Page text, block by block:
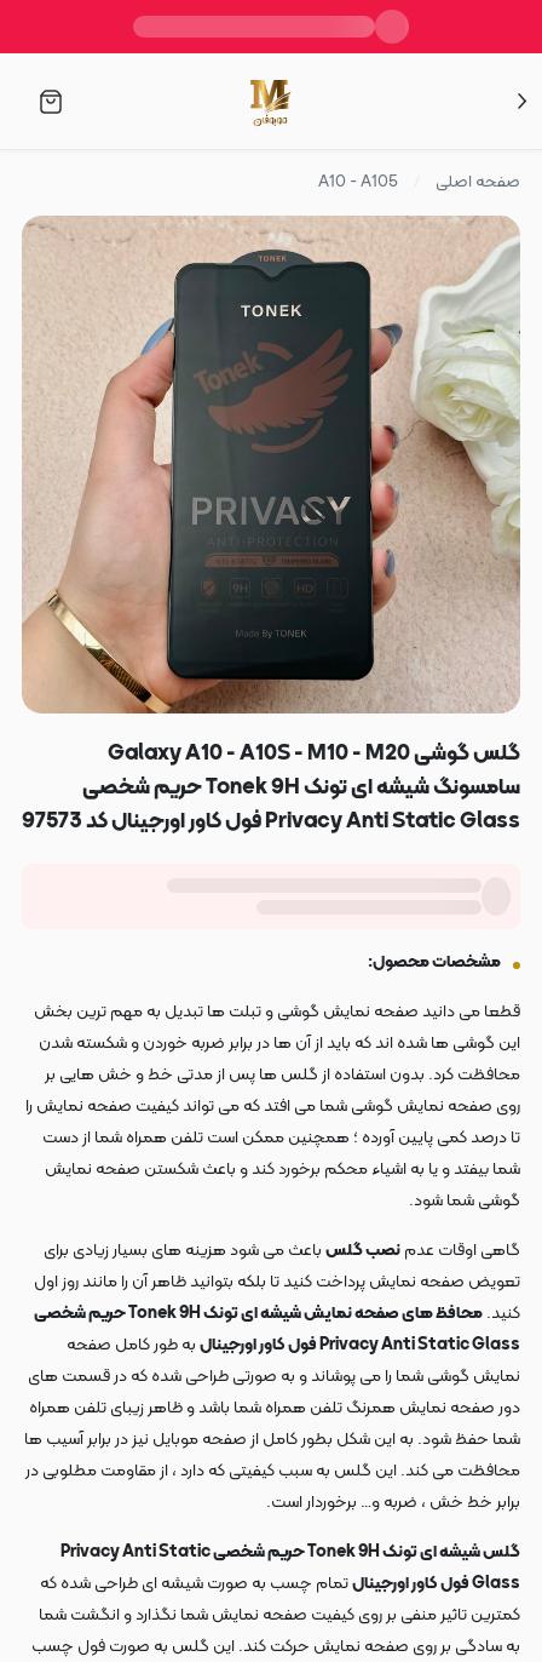
صفحه اصلی A10 - A105
گلس گوشی Galaxy A10 - A10S - M10 - M20
سامسونگ شیشه ای تونک Tonek 9H حریم شخصی
Privacy Anti Static Glass فول کاور اورجینال کد 97573
مشخصات محصول:
قطعا می دانید صفحه نمایش گوشی و تبلت ها تبدیل به مهم ترین بخش
این گوشی ها شده اند که باید از آن ها در برابر ضربه خوردن و شکسته شدن
محافظت کرد. بدون استفاده از گلس ها پس از مدتی خط و خش هایی بر
روی صفحه نمایش گوشی شما می افتد که می تواند کیفیت صفحه نمایش را
تا درصد کمی پایین آورده ؛ همچنین ممکن است تلفن همراه شما از دست
شما بیفتد و یا به اشیاء محکم برخورد کند و باعث شکستن صفحه نمایش
گوشی شما شود.
گاهی اوقات عدمنصب گلسباعث می شود هزینه های بسیار زیادی برای
تعویض صفحه نمایش پرداخت کنید تا بلکه بتوانید ظاهر آن را مانند روز اول
کنید.
محافظ های صفحه نمایش شیشه ای تونک Tonek 9H حریم شخصی
Privacy Anti Static Glass فول کاور اورجینال
به طور کامل صفحه
نمایش گوشی شما را می پوشاند و به صورتی طراحی شده که در قسمت های
دور صفحه نمایش همرنگ تلفن همراه شما باشد و ظاهر زیبای تلفن همراه
شما حفظ شود. به این شکل بطور کامل از صفحه موبایل نیز در برابر آسیب ها
محافظت می کند. این گلس به سبب کیفیتی که دارد ، از مقاومت مطلوبی در
برابر خط خش ، ضربه و… برخوردار است.
گلس شیشه ای تونک Tonek 9H حریم شخصی Privacy Anti Static
Glass فول کاور اورجینال
تمام چسب به صورت شیشه ای طراحی شده که
کمترین تاثیر منفی بر روی کیفیت صفحه نمایش شما نگذارد و انگشت شما
به سادگی بر روی صفحه نمایش حرکت کند. این گلس به صورت فول چسب